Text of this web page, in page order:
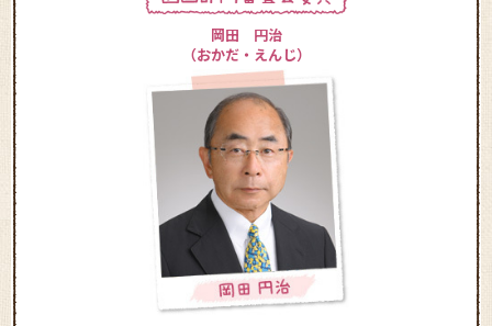
岡田 円治
（おかだ・えんじ）